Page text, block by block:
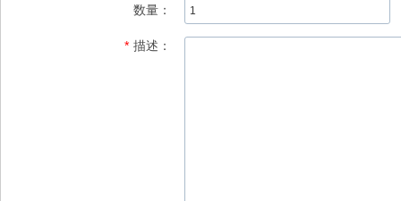
数量：
* 描述：